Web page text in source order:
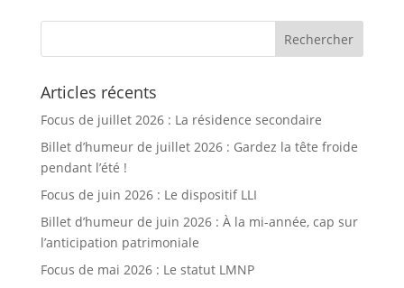
Articles récents
Focus de juillet 2026 : La résidence secondaire
Billet d’humeur de juillet 2026 : Gardez la tête froide
pendant l’été !
Focus de juin 2026 : Le dispositif LLI
Billet d’humeur de juin 2026 : À la mi-année, cap sur
l’anticipation patrimoniale
Focus de mai 2026 : Le statut LMNP